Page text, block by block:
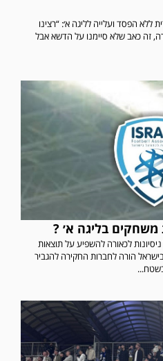
הפסד ועלייה לליגה א׳: “רצינו
זה כאב שלא סיימנו על הדשא אבל
משחקים בליגה א׳ ?
לכאורה להשפיע על תוצאות
הורה לחברות החקירה להגביר